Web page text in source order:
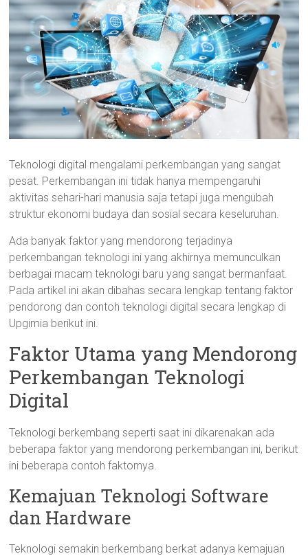
Teknologi digital mengalami perkembangan yang sangat
pesat. Perkembangan ini tidak hanya mempengaruhi
aktivitas sehari-hari manusia saja tetapi juga mengubah
struktur ekonomi budaya dan sosial secara keseluruhan.
Ada banyak faktor yang mendorong terjadinya
perkembangan teknologi ini yang akhirnya memunculkan
berbagai macam teknologi baru yang sangat bermanfaat.
Pada artikel ini akan dibahas secara lengkap tentang faktor
pendorong dan contoh teknologi digital secara lengkap di
Upgimia berikut ini.
Faktor Utama yang Mendorong
Perkembangan Teknologi
Digital
Teknologi berkembang seperti saat ini dikarenakan ada
beberapa faktor yang mendorong perkembangan ini, berikut
ini beberapa contoh faktornya.
Kemajuan Teknologi Software
dan Hardware
Teknologi semakin berkembang berkat adanya kemajuan